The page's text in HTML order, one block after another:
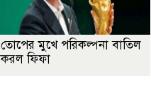
তোপের মুখে পরিকল্পনা বাতিল
করল ফিফা